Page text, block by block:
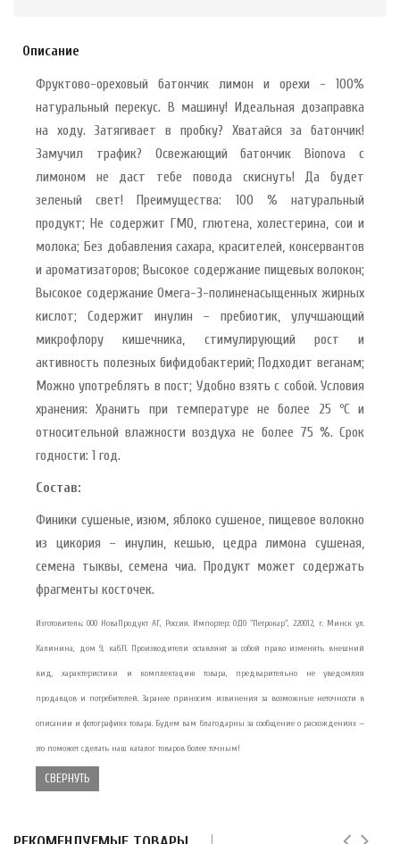
Описание
Фруктово-ореховый батончик лимон и орехи - 100%
натуральный перекус. В машину! Идеальная дозаправка
на ходу. Затягивает в пробку? Хватайся за батончик!
Замучил трафик? Освежающий батончик Bionova с
лимоном не даст тебе повода скиснуть! Да будет
зеленый свет! Преимущества: 100 % натуральный
продукт; Не содержит ГМО, глютена, холестерина, сои и
молока; Без добавления сахара, красителей, консервантов
и ароматизаторов; Высокое содержание пищевых волокон;
Высокое содержание Омега-3-полиненасыщенных жирных
кислот; Содержит инулин – пребиотик, улучшающий
микрофлору кишечника, стимулирующий рост и
активность полезных бифидобактерий; Подходит веганам;
Можно употреблять в пост; Удобно взять с собой. Условия
хранения: Хранить при температуре не более 25 ºС и
относительной влажности воздуха не более 75 %. Срок
годности: 1 год.
Состав:
Финики сушеные, изюм, яблоко сушеное, пищевое волокно
из цикория – инулин, кешью, цедра лимона сушеная,
семена тыквы, семена чиа. Продукт может содержать
фрагменты косточек.
Изготовитель: ООО НоваПродукт АГ, Россия. Импортер: ОДО "Петрокар", 220012, г. Минск ул.
Калинина, дом 9, каб.11. Производители оставляют за собой право изменять внешний
вид, характеристики и комплектацию товара, предварительно не уведомляя
продавцов и потребителей. Заранее приносим извинения за возможные неточности в
описании и фотографиях товара. Будем вам благодарны за сообщение о расхождениях —
это поможет сделать наш каталог товаров более точным!
СВЕРНУТЬ